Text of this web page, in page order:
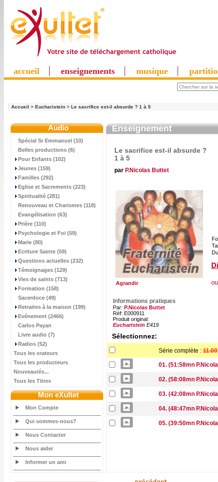
accueil enseignements musique
Accueil > Eucharistein > Le sacrifice est-il absurde ? 1 à 5
Audio
Spécial Sr Emmanuel (10)
Belles productions (6)
Pour Enfants (102)
Jeunes (159)
Familles (292)
Eglise et Sacrements (223)
Spiritualité (281)
Renouveau et Charismes (118)
Evangélisation (63)
Prière (110)
Psychologie et Foi (59)
Marie (80)
Ecriture Sainte (59)
Questions actuelles (232)
Témoignages (129)
Vies de saints (713)
Formation (158)
Sacerdoce (49)
Retraites à la maison (199)
Evénement (2466)
Carlos Payan
Livre audio (7)
Radios (52)
Tous les orateurs
Tous les producteurs
Nouveautés...
Tous les Titres
Mon eXultet
Mon Compte
Qui sommes-nous?
Nous Contacter
Nous aider
Informer un ami
Enseignement
Le sacrifice est-il absurde ?
1 à 5
par P.Nicolas Buttet
Agrandir
Informations pratiques
Par: P.Nicolas Buttet
Réf: E000911
Produit original:
Eucharistein E419
Sélectionnez:
Série complète : 11.00
01. (51:58mn
02. (58:08mn
03. (42:08mn
04. (48:47mn
05. (39:50mn